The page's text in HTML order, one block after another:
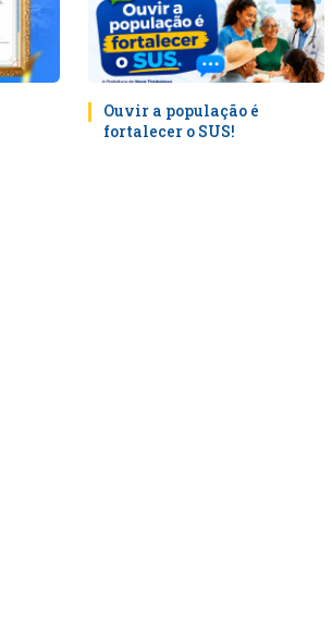
Ouvir a população é
fortalecer o SUS!